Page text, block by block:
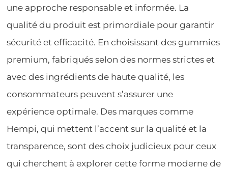
une approche responsable et informée. La
qualité du produit est primordiale pour garantir
sécurité et efficacité. En choisissant des gummies
premium, fabriqués selon des normes strictes et
avec des ingrédients de haute qualité, les
consommateurs peuvent s’assurer une
expérience optimale. Des marques comme
Hempi, qui mettent l’accent sur la qualité et la
transparence, sont des choix judicieux pour ceux
qui cherchent à explorer cette forme moderne de